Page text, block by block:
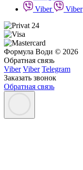
Viber
Viber
Формула Води © 2026
Обратная связь
Viber Viber Telegram
Заказать звонок
Обратная связь